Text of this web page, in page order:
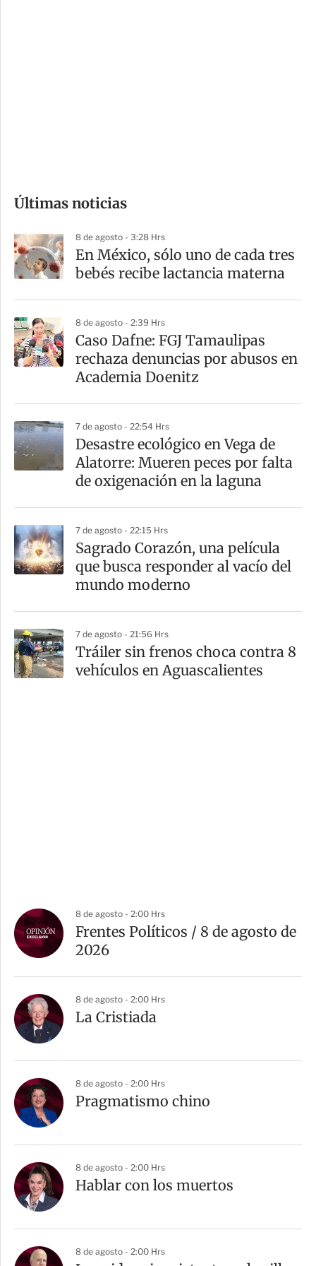
m
a
r
i
r
Últimas noticias
8 de agosto - 3:28 Hrs
En México, sólo uno de cada tres
bebés recibe lactancia materna
8 de agosto - 2:39 Hrs
Caso Dafne: FGJ Tamaulipas
rechaza denuncias por abusos en
Academia Doenitz
7 de agosto - 22:54 Hrs
Desastre ecológico en Vega de
Alatorre: Mueren peces por falta
de oxigenación en la laguna
7 de agosto - 22:15 Hrs
Sagrado Corazón, una película
que busca responder al vacío del
mundo moderno
7 de agosto - 21:56 Hrs
Tráiler sin frenos choca contra 8
vehículos en Aguascalientes
8 de agosto - 2:00 Hrs
Frentes Políticos / 8 de agosto de
2026
8 de agosto - 2:00 Hrs
La Cristiada
8 de agosto - 2:00 Hrs
Pragmatismo chino
8 de agosto - 2:00 Hrs
Hablar con los muertos
8 de agosto - 2:00 Hrs